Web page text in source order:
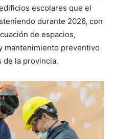
escolares que el
durante 2026, con
de espacios,
mantenimiento preventivo
la provincia.